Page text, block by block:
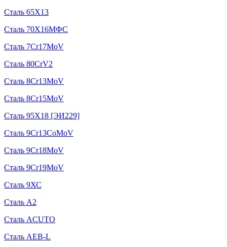
Сталь 65Х13
Сталь 70Х16МФС
Сталь 7Cr17MoV
Сталь 80CrV2
Сталь 8Cr13MoV
Сталь 8Cr15MoV
Сталь 95Х18 [ЭИ229]
Сталь 9Cr13CoMoV
Сталь 9Cr18MoV
Сталь 9Cr19MoV
Сталь 9ХС
Сталь A2
Сталь ACUTO
Сталь AEB-L